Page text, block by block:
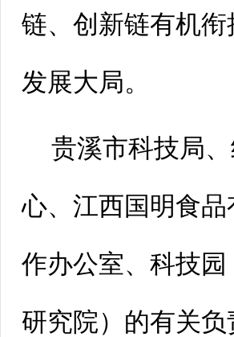
链、创新链有机
发展大局。
贵溪市科技局
心、江西国明食
作办公室、科技
研究院）的有关